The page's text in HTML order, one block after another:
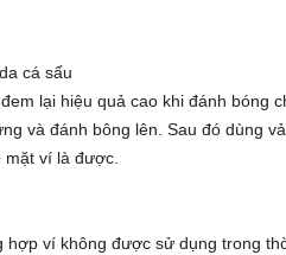
cá sấu
lại hiệu quả cao khi đánh bóng
và đánh bông lên. Sau đó dùng
mặt ví là được.
ví không được sử dụng trong